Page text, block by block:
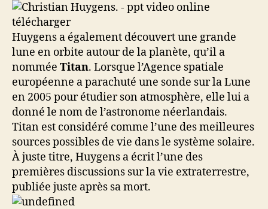
Huygens a également découvert une grande
lune en orbite autour de la planète, qu’il a
nommée Titan. Lorsque l’Agence spatiale
européenne a parachuté une sonde sur la Lune
en 2005 pour étudier son atmosphère, elle lui a
donné le nom de l’astronome néerlandais.
Titan est considéré comme l’une des meilleures
sources possibles de vie dans le système solaire.
À juste titre, Huygens a écrit l’une des
premières discussions sur la vie extraterrestre,
publiée juste après sa mort.